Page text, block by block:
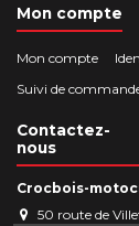
Mon compte
Mon compte
Suivi de
Contactez-
nous
Crocbois-
50 route de